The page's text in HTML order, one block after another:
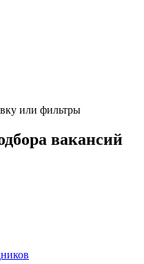
или фильтры
вакансий